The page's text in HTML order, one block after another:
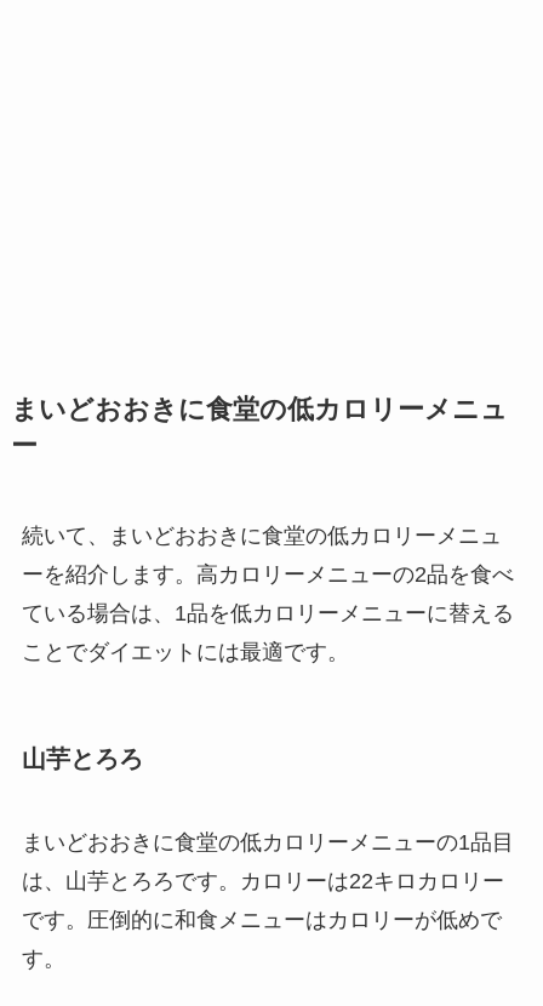
まいどおおきに食堂の低カロリーメニュ
ー
続いて、まいどおおきに食堂の低カロリーメニュ
ーを紹介します。高カロリーメニューの2品を食べ
ている場合は、1品を低カロリーメニューに替える
ことでダイエットには最適です。
山芋とろろ
まいどおおきに食堂の低カロリーメニューの1品目
は、山芋とろろです。カロリーは22キロカロリー
です。圧倒的に和食メニューはカロリーが低めで
す。